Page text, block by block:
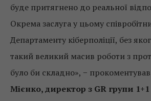
буде притягнено до реальної
Окрема заслуга у цьому
Департаменту кіберполіції, без
такий великий масив роботи з
було би складно», − прокоментував
Мієнко, директор з GR групи